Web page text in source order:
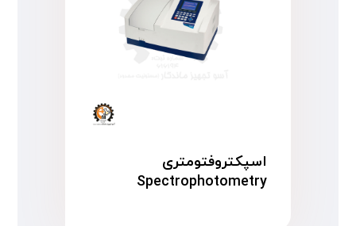
اسپکتروفتومتری
Spectrophotometry